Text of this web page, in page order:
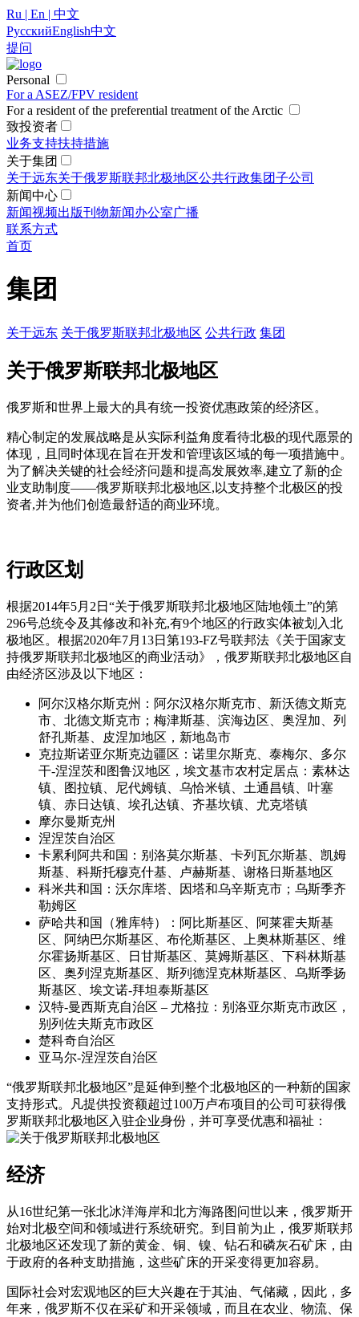
Ru | En | 中文
РусскийEnglish中文
提问
Personal
For a ASEZ/FPV resident
For a resident of the preferential treatment of the Arctic
致投资者
业务支持扶持措施
关于集团
关于远东关于俄罗斯联邦北极地区公共行政集团子公司
新闻中心
新闻视频出版刊物新闻办公室广播
联系方式
首页
集团
关于远东 关于俄罗斯联邦北极地区 公共行政 集团
关于俄罗斯联邦北极地区
俄罗斯和世界上最大的具有统一投资优惠政策的经济区。
精心制定的发展战略是从实际利益角度看待北极的现代愿景的
体现，且同时体现在旨在开发和管理该区域的每一项措施中。
为了解决关键的社会经济问题和提高发展效率,建立了新的企
业支助制度——俄罗斯联邦北极地区,以支持整个北极区的投
资者,并为他们创造最舒适的商业环境。
行政区划
根据2014年5月2日“关于俄罗斯联邦北极地区陆地领土”的第
296号总统令及其修改和补充,有9个地区的行政实体被划入北
极地区。根据2020年7月13日第193-FZ号联邦法《关于国家支
持俄罗斯联邦北极地区的商业活动》，俄罗斯联邦北极地区自
由经济区涉及以下地区：
阿尔汉格尔斯克州：阿尔汉格尔斯克市、新沃德文斯克
市、北德文斯克市；梅津斯基、滨海边区、奥涅加、列
舒孔斯基、皮涅加地区，新地岛市
克拉斯诺亚尔斯克边疆区：诺里尔斯克、泰梅尔、多尔
干-涅涅茨和图鲁汉地区，埃文基市农村定居点：素林达
镇、图拉镇、尼代姆镇、乌恰米镇、土通昌镇、叶塞
镇、赤日达镇、埃孔达镇、齐基坎镇、尤克塔镇
摩尔曼斯克州
涅涅茨自治区
卡累利阿共和国：别洛莫尔斯基、卡列瓦尔斯基、凯姆
斯基、科斯托穆克什基、卢赫斯基、谢格日斯基地区
科米共和国：沃尔库塔、因塔和乌辛斯克市；乌斯季齐
勒姆区
萨哈共和国（雅库特）：阿比斯基区、阿莱霍夫斯基
区、阿纳巴尔斯基区、布伦斯基区、上奥林斯基区、维
尔霍扬斯基区、日甘斯基区、莫姆斯基区、下科林斯基
区、奥列涅克斯基区、斯列德涅克林斯基区、乌斯季扬
斯基区、埃文诺-拜坦泰斯基区
汉特-曼西斯克自治区 – 尤格拉：别洛亚尔斯克市政区，
别列佐夫斯克市政区
楚科奇自治区
亚马尔-涅涅茨自治区
“俄罗斯联邦北极地区”是延伸到整个北极地区的一种新的国家
支持形式。凡提供投资额超过100万卢布项目的公司可获得俄
罗斯联邦北极地区入驻企业身份，并可享受优惠和福祉：
经济
从16世纪第一张北冰洋海岸和北方海路图问世以来，俄罗斯开
始对北极空间和领域进行系统研究。到目前为止，俄罗斯联邦
北极地区还发现了新的黄金、铜、镍、钻石和磷灰石矿床，由
于政府的各种支助措施，这些矿床的开采变得更加容易。
国际社会对宏观地区的巨大兴趣在于其油、气储藏，因此，多
年来，俄罗斯不仅在采矿和开采领域，而且在农业、物流、保